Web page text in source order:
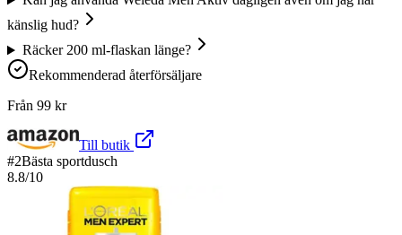
känslig hud?
Räcker 200 ml-flaskan länge?
Rekommenderad återförsäljare
Från 99 kr
Till butik
#2Bästa sportdusch
8.8/10